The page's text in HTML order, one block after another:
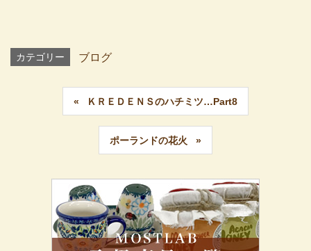
カテゴリー ブログ
ＫＲＥＤＥＮＳのハチミツ…Part8
ポーランドの花火